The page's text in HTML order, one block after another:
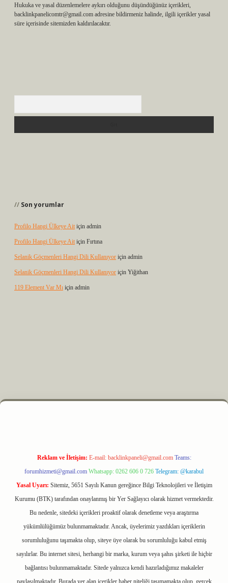
Hukuka ve yasal düzenlemelere aykırı olduğunu düşündüğünüz içerikleri,
backlinkpanelicomtr@gmail.com adresine bildirmeniz halinde, ilgili içerikler yasal
süre içerisinde sitemizden kaldırılacaktır.
Son yorumlar
Profilo Hangi Ülkeye Ait için admin
Profilo Hangi Ülkeye Ait için Fırtına
Selanik Göçmenleri Hangi Dili Kullanıyor için admin
Selanik Göçmenleri Hangi Dili Kullanıyor için Yiğithan
119 Element Var Mı için admin
m elexbet
Reklam ve İletişim: E-mail: backlinkpaneli@gmail.com Teams:
forumhizmeti@gmail.com Whatsapp: 0262 606 0 726 Telegram: @karabul
Yasal Uyarı: Sitemiz, 5651 Sayılı Kanun gereğince Bilgi Teknolojileri ve İletişim
Kurumu (BTK) tarafından onaylanmış bir Yer Sağlayıcı olarak hizmet vermektedir.
Bu nedenle, sitedeki içerikleri proaktif olarak denetleme veya araştırma
yükümlülüğümüz bulunmamaktadır. Ancak, üyelerimiz yazdıkları içeriklerin
sorumluluğunu taşımakta olup, siteye üye olarak bu sorumluluğu kabul etmiş
sayılırlar. Bu internet sitesi, herhangi bir marka, kurum veya şahıs şirketi ile hiçbir
bağlantısı bulunmamaktadır. Sitede yalnızca kendi hazırladığımız makaleler
paylaşılmaktadır. Burada yer alan içerikler haber niteliği taşımamakta olup, gerçek